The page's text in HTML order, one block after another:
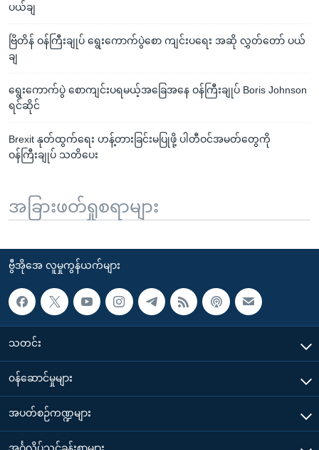
ပယ်ချ
ဗြိတိန် ဝန်ကြီးချုပ် ရွေးကောက်ပွဲစော ကျင်းပရေး အဆို လွှတ်တော် ပယ်
ချ
ရွေးကောက်ပွဲ စောကျင်းပရမယ့်အခြေအနေ ဝန်ကြီးချုပ် Boris Johnson
ရင်ဆိုင်
Brexit နုတ်ထွက်ရေး ဟန့်တားခြင်းမပြုဖို့ ပါတီဝင်အမတ်တွေကို
ဝန်ကြီးချုပ် သတိပေး
အခြားဖတ်ရှုစရာများ
ဗွီအိုအေ လူမှုကွန်ယက်များ
သတင်း
၀န်ဆောင်မှုများ
အပတ်စဉ်ကဏ္ဍများ